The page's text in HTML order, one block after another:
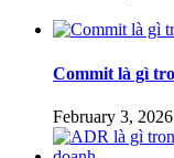
Commit là gì
February 3, 2026